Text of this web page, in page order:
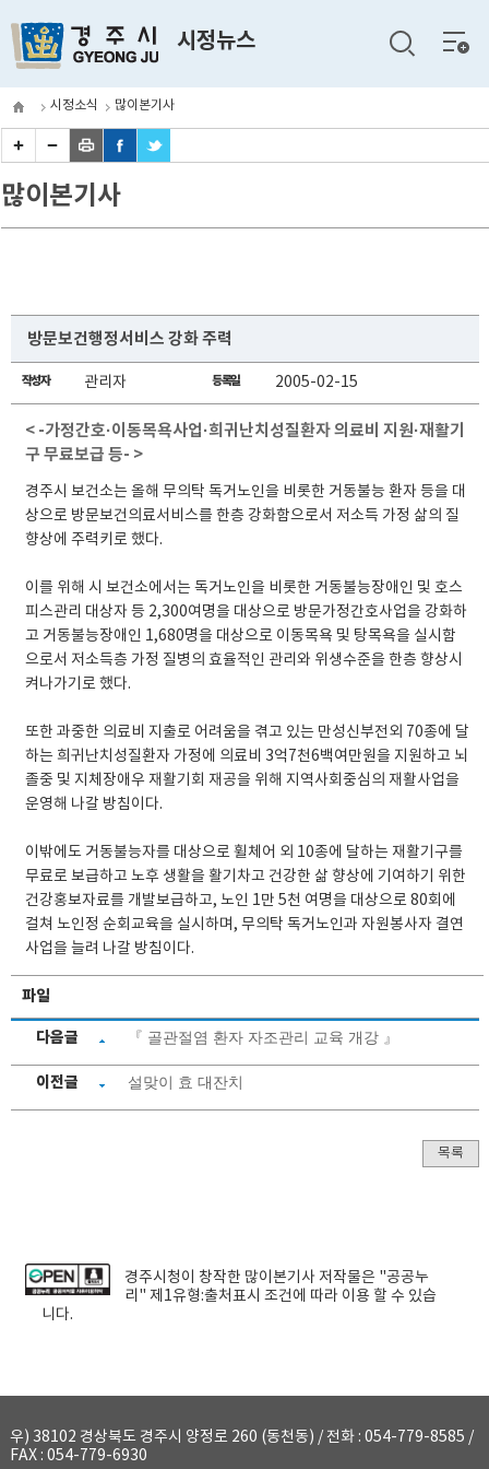
시정뉴스
전체
메뉴
시정소식 많이본기사
많이본기사
방문보건행정서비스 강화 주력
작성자 관리자 등록일 2005-02-15
< -가정간호·이동목욕사업·희귀난치성질환자 의료비 지원·재활기
구 무료보급 등- >
경주시 보건소는 올해 무의탁 독거노인을 비롯한 거동불능 환자 등을 대
상으로 방문보건의료서비스를 한층 강화함으로서 저소득 가정 삶의 질
향상에 주력키로 했다.
이를 위해 시 보건소에서는 독거노인을 비롯한 거동불능장애인 및 호스
피스관리 대상자 등 2,300여명을 대상으로 방문가정간호사업을 강화하
고 거동불능장애인 1,680명을 대상으로 이동목욕 및 탕목욕을 실시함
으로서 저소득층 가정 질병의 효율적인 관리와 위생수준을 한층 향상시
켜나가기로 했다.
또한 과중한 의료비 지출로 어려움을 겪고 있는 만성신부전외 70종에 달
하는 희귀난치성질환자 가정에 의료비 3억7천6백여만원을 지원하고 뇌
졸중 및 지체장애우 재활기회 재공을 위해 지역사회중심의 재활사업을
운영해 나갈 방침이다.
이밖에도 거동불능자를 대상으로 휠체어 외 10종에 달하는 재활기구를
무료로 보급하고 노후 생활을 활기차고 건강한 삶 향상에 기여하기 위한
건강홍보자료를 개발보급하고, 노인 1만 5천 여명을 대상으로 80회에
걸쳐 노인정 순회교육을 실시하며, 무의탁 독거노인과 자원봉사자 결연
사업을 늘려 나갈 방침이다.
파일
다음글 『 골관절염 환자 자조관리 교육 개강 』
이전글 설맞이 효 대잔치
목록
경주시청이 창작한 많이본기사 저작물은 "공공누
리"제1유형:출처표시 조건에 따라 이용 할 수 있습
니다.
우) 38102 경상북도 경주시 양정로 260 (동천동) / 전화 : 054-779-8585 /
FAX : 054-779-6930